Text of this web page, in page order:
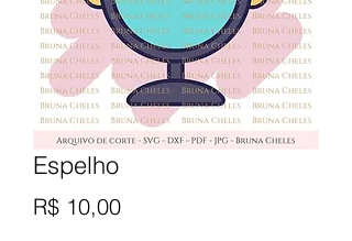
Espelho
R$ 10,00Preço